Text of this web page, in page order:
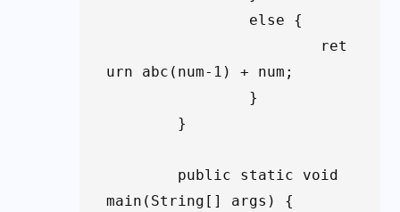
urn abc(num-1) + num;
main(String[] args) {